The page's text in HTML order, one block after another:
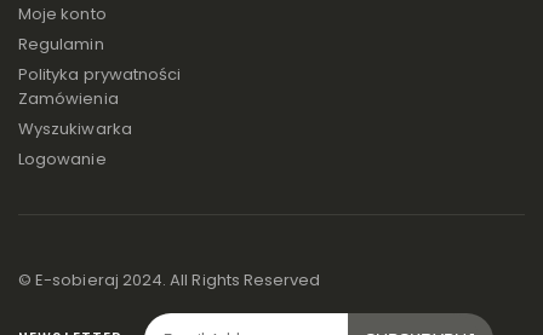
Moje konto
Regulamin
Polityka prywatności
Zamówienia
Wyszukiwarka
Logowanie
© E-sobieraj 2024. All Rights Reserved